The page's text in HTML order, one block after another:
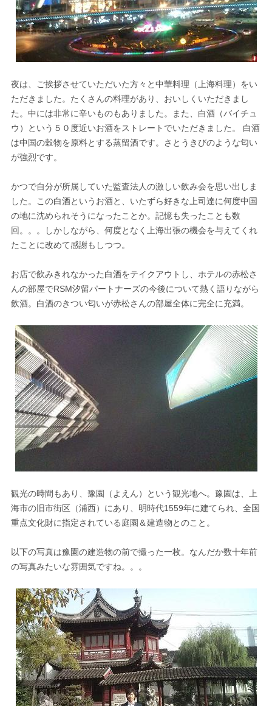
夜は、ご挨拶させていただいた方々と中華料理（上海料理）をい
ただきました。たくさんの料理があり、おいしくいただきまし
た。中には非常に辛いものもありました。また、白酒（バイチュ
ウ）という５０度近いお酒をストレートでいただきました。 白酒
は中国の穀物を原料とする蒸留酒です。さとうきびのような匂い
が強烈です。
かつで自分が所属していた監査法人の激しい飲み会を思い出しま
した。この白酒というお酒と、いたずら好きな上司達に何度中国
の地に沈められそうになったことか。記憶も失ったことも数
回。。。しかしながら、何度となく上海出張の機会を与えてくれ
たことに改めて感謝もしつつ。
お店で飲みきれなかった白酒をテイクアウトし、ホテルの赤松さ
んの部屋でRSM汐留パートナーズの今後について熱く語りながら
飲酒。白酒のきつい匂いが赤松さんの部屋全体に完全に充満。
観光の時間もあり、豫園（よえん）という観光地へ。豫園は、上
海市の旧市街区（浦西）にあり、明時代1559年に建てられ、全国
重点文化財に指定されている庭園＆建造物とのこと。
以下の写真は豫園の建造物の前で撮った一枚。なんだか数十年前
の写真みたいな雰囲気ですね。。。